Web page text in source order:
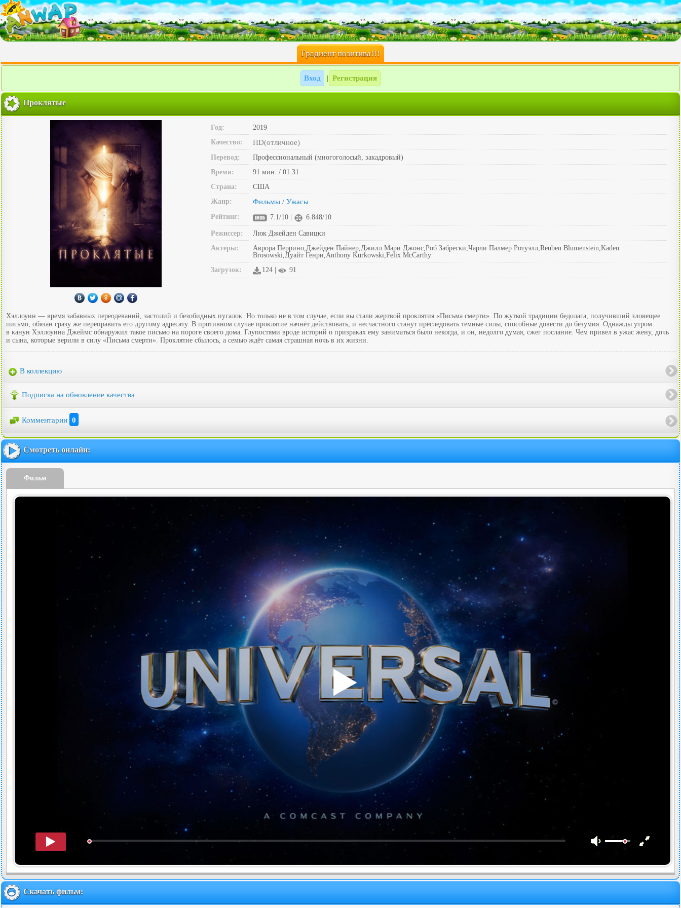
Градиент позитива!!!
Вход Регистрация
Проклятые
Год:
2019
Качество:
HD(отличное)
Перевод:
Профессиональный (многоголосый, закадровый)
Время:
91 мин. / 01:31
Страна:
США
Жанр:
Фильмы / Ужасы
Рейтинг: 7.1/10 | 6.848/10
Режиссер:
Люк Джейден Савицки
Актеры:
Аврора Перрино,Джейден Пайнер,Джилл Мари Джонс,Роб Забрески,Чарли Палмер Ротуэлл,Reuben Blumenstein,Kaden
Brosowski,Дуайт Генри,Anthony Kurkowski,Felix McCarthy
Загрузок:
124 | 91
Хэллоуин — время забавных переодеваний, застолий и безобидных пугалок. Но только не в том случае, если вы стали жертвой проклятия «Письма смерти». По жуткой традиции бедолага, получивший зловещее
письмо, обязан сразу же переправить его другому адресату. В противном случае проклятие начнёт действовать, и несчастного станут преследовать темные силы, способные довести до безумия. Однажды утром
в канун Хэллоуина Джеймс обнаружил такое письмо на пороге своего дома. Глупостями вроде историй о призраках ему заниматься было некогда, и он, недолго думая, сжег послание. Чем привел в ужас жену, дочь
и сына, которые верили в силу «Письма смерти». Проклятие сбылось, а семью ждёт самая страшная ночь в их жизни.
В коллекцию
Подписка на обновление качества
Комментарии 0
Смотреть онлайн:
Фильм
Скачать фильм: